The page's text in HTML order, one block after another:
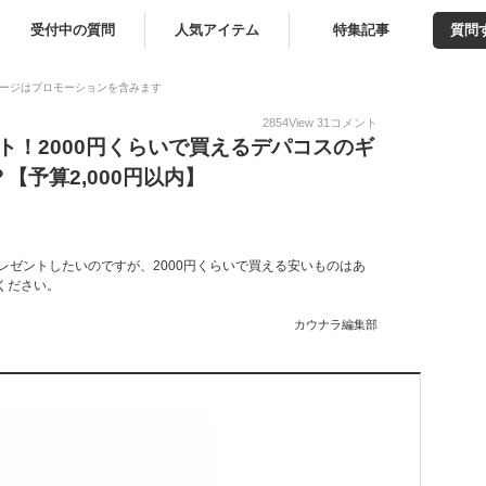
受付中の質問 人気アイテム 特集記事 質問
ジはプロモーションを含みます
2854View 31 コメント
！2000円くらいで買えるデパコスのギ
予算2,000円以内】
ゼントしたいのですが、2000円くらいで買える安いものはあ
さい。
カウナラ編集部